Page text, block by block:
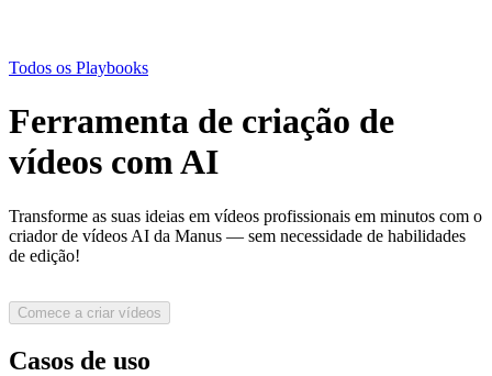
Todos os Playbooks
Ferramenta de criação de
vídeos com AI
Transforme as suas ideias em vídeos profissionais em minutos com o
criador de vídeos AI da Manus — sem necessidade de habilidades
de edição!
Comece a criar vídeos
Casos de uso